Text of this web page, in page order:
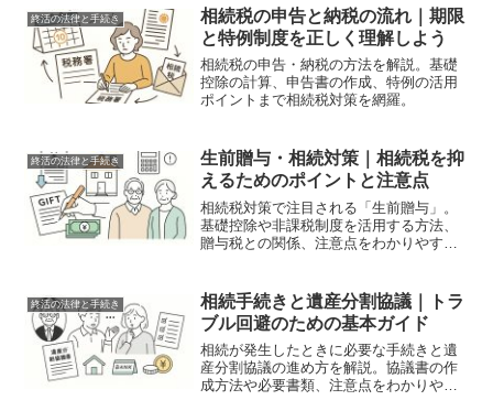
終活の法律と手続き
相続税の申告と納税の流れ｜期限
と特例制度を正しく理解しよう
相続税の申告・納税の方法を解説。基礎
控除の計算、申告書の作成、特例の活用
ポイントまで相続税対策を網羅。
終活の法律と手続き
生前贈与・相続対策｜相続税を抑
えるためのポイントと注意点
相続税対策で注目される「生前贈与」。
基礎控除や非課税制度を活用する方法、
贈与税との関係、注意点をわかりやすく
終活の法律と手続き
相続手続きと遺産分割協議｜トラ
ブル回避のための基本ガイド
相続が発生したときに必要な手続きと遺
産分割協議の進め方を解説。協議書の作
成方法や必要書類、注意点をわかりやす